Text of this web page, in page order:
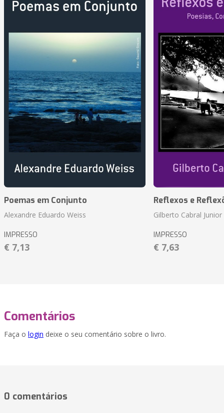
Poemas em Conjunto
Alexandre Eduardo Weiss
IMPRESSO
€ 7,13
Reflexos e
Gilberto Cabral Junior
IMPRESSO
€ 7,63
Comentários
Faça o login deixe o seu comentário sobre o livro.
0 comentários